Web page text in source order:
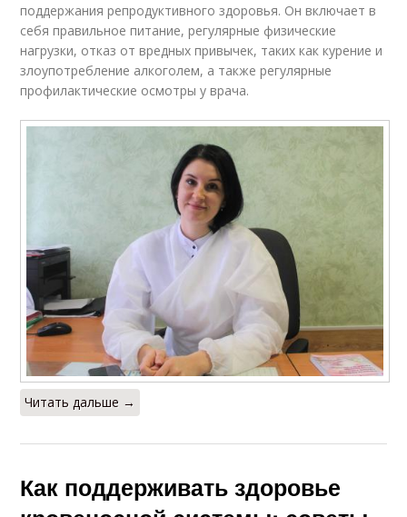
поддержания репродуктивного здоровья. Он включает в
себя правильное питание, регулярные физические
нагрузки, отказ от вредных привычек, таких как курение и
злоупотребление алкоголем, а также регулярные
профилактические осмотры у врача.
Читать дальше →
Как поддерживать здоровье